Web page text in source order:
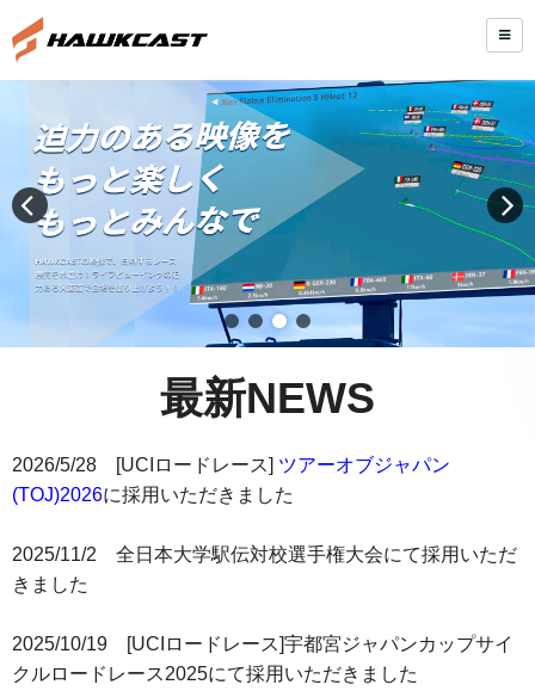
最新NEWS
2026/5/28 [UCIロードレース] ツアーオブジャパン
(TOJ)2026に採用いただきました
2025/11/2 全日本大学駅伝対校選手権大会にて採用いただ
きました
2025/10/19 [UCIロードレース]宇都宮ジャパンカップサイ
クルロードレース2025にて採用いただきました